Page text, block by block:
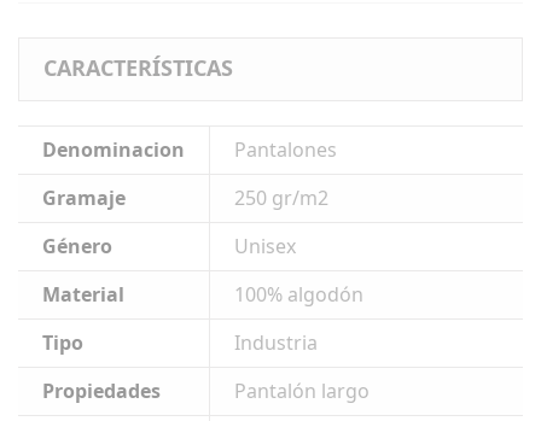
CARACTERÍSTICAS
Denominacion
Pantalones
Gramaje
250 gr/m2
Género
Unisex
Material
100% algodón
Tipo
Industria
Propiedades
Pantalón largo